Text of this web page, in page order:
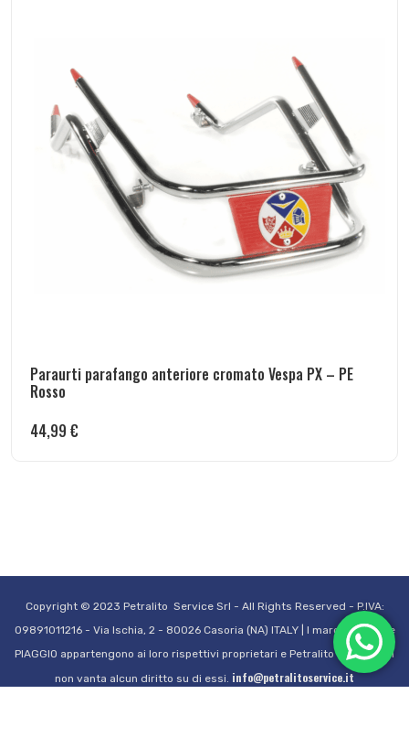
Paraurti parafango anteriore cromato Vespa PX – PE
Rosso
44,99 €
Copyright © 2023 Petralito Service Srl - All Rights Reserved - P.IVA:
09891011216 - Via Ischia, 2 - 80026 Casoria (NA) ITALY | I marchi VESPA e
PIAGGIO appartengono ai loro rispettivi proprietari e Petralito Service Srl
non vanta alcun diritto su di essi. info@petralitoservice.it